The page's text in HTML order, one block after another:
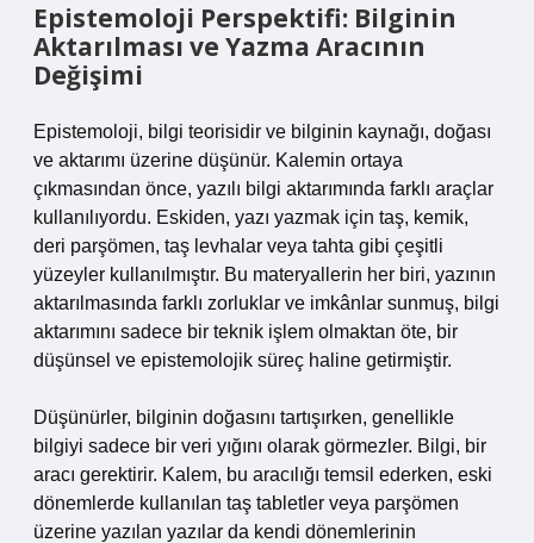
Epistemoloji Perspektifi: Bilginin
Aktarılması ve Yazma Aracının
Değişimi
Epistemoloji, bilgi teorisidir ve bilginin kaynağı, doğası
ve aktarımı üzerine düşünür. Kalemin ortaya
çıkmasından önce, yazılı bilgi aktarımında farklı araçlar
kullanılıyordu. Eskiden, yazı yazmak için taş, kemik,
deri parşömen, taş levhalar veya tahta gibi çeşitli
yüzeyler kullanılmıştır. Bu materyallerin her biri, yazının
aktarılmasında farklı zorluklar ve imkânlar sunmuş, bilgi
aktarımını sadece bir teknik işlem olmaktan öte, bir
düşünsel ve epistemolojik süreç haline getirmiştir.
Düşünürler, bilginin doğasını tartışırken, genellikle
bilgiyi sadece bir veri yığını olarak görmezler. Bilgi, bir
aracı gerektirir. Kalem, bu aracılığı temsil ederken, eski
dönemlerde kullanılan taş tabletler veya parşömen
üzerine yazılan yazılar da kendi dönemlerinin